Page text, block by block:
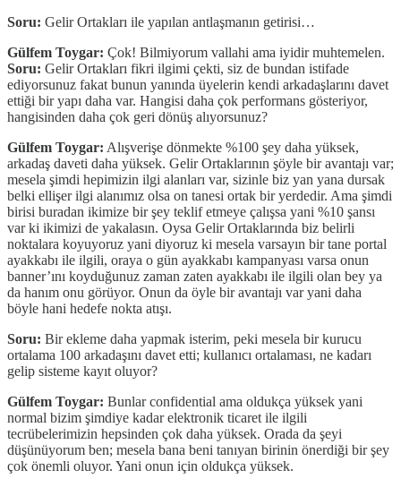
Soru: Gelir Ortakları ile yapılan antlaşmanın getirisi…
Gülfem Toygar: Çok! Bilmiyorum vallahi ama iyidir muhtemelen.
Soru: Gelir Ortakları fikri ilgimi çekti, siz de bundan istifade
ediyorsunuz fakat bunun yanında üyelerin kendi arkadaşlarını davet
ettiği bir yapı daha var. Hangisi daha çok performans gösteriyor,
hangisinden daha çok geri dönüş alıyorsunuz?
Gülfem Toygar: Alışverişe dönmekte %100 şey daha yüksek,
arkadaş daveti daha yüksek. Gelir Ortaklarının şöyle bir avantajı var;
mesela şimdi hepimizin ilgi alanları var, sizinle biz yan yana dursak
belki ellişer ilgi alanımız olsa on tanesi ortak bir yerdedir. Ama şimdi
birisi buradan ikimize bir şey teklif etmeye çalışsa yani %10 şansı
var ki ikimizi de yakalasın. Oysa Gelir Ortaklarında biz belirli
noktalara koyuyoruz yani diyoruz ki mesela varsayın bir tane portal
ayakkabı ile ilgili, oraya o gün ayakkabı kampanyası varsa onun
banner’ını koyduğunuz zaman zaten ayakkabı ile ilgili olan bey ya
da hanım onu görüyor. Onun da öyle bir avantajı var yani daha
böyle hani hedefe nokta atışı.
Soru: Bir ekleme daha yapmak isterim, peki mesela bir kurucu
ortalama 100 arkadaşını davet etti; kullanıcı ortalaması, ne kadarı
gelip sisteme kayıt oluyor?
Gülfem Toygar: Bunlar confidential ama oldukça yüksek yani
normal bizim şimdiye kadar elektronik ticaret ile ilgili
tecrübelerimizin hepsinden çok daha yüksek. Orada da şeyi
düşünüyorum ben; mesela bana beni tanıyan birinin önerdiği bir şey
çok önemli oluyor. Yani onun için oldukça yüksek.